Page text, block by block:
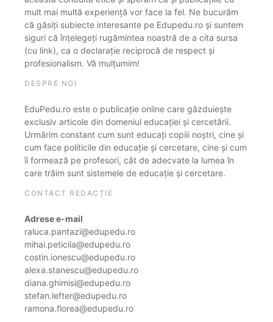
mult mai multă experiență vor face la fel. Ne bucurăm
că găsiți subiecte interesante pe Edupedu.ro și suntem
siguri că înțelegeți rugămintea noastră de a cita sursa
(cu link), ca o declarație reciprocă de respect și
profesionalism. Vă mulțumim!
DESPRE NOI
EduPedu.ro este o publicație online care găzduiește
exclusiv articole din domeniul educației și cercetării.
Urmărim constant cum sunt educați copiii noștri, cine și
cum face politicile din educație și cercetare, cine și cum
îi formează pe profesori, cât de adecvate la lumea în
care trăim sunt sistemele de educație și cercetare.
CONTACT REDACȚIE
Adrese e-mail
raluca.pantazi@edupedu.ro
mihai.peticila@edupedu.ro
costin.ionescu@edupedu.ro
alexa.stanescu@edupedu.ro
diana.ghimisi@edupedu.ro
stefan.lefter@edupedu.ro
ramona.florea@edupedu.ro